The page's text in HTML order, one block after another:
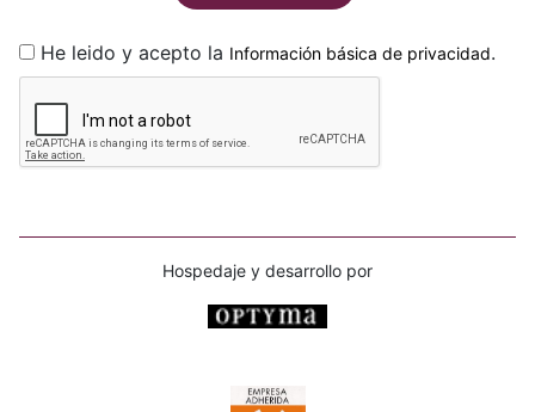
He leido y acepto la Información básica de privacidad.
Hospedaje y desarrollo por